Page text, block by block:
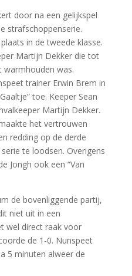
door na een gelijkspel
strafschoppenserie.
in de tweede klasse.
Martijn Dekker die tot
warmhouden was.
trainer Erwin Brem in
toe. Keeper Sean
Martijn Dekker.
het vertrouwen
redding op de derde
te loodsen. Overigens
Jongh ook een “Van
de bovenliggende partij,
niet uit in een
wel direct raak voor
de 1-0. Nunspeet
5 minuten alweer de